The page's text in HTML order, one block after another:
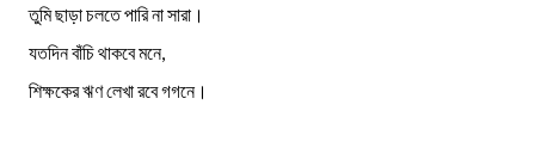
তুমি ছাড়া চলতে পারি না সারা।
যতদিন বাঁচি থাকবে মনে,
শিক্ষকের ঋণ লেখা রবে গগনে।